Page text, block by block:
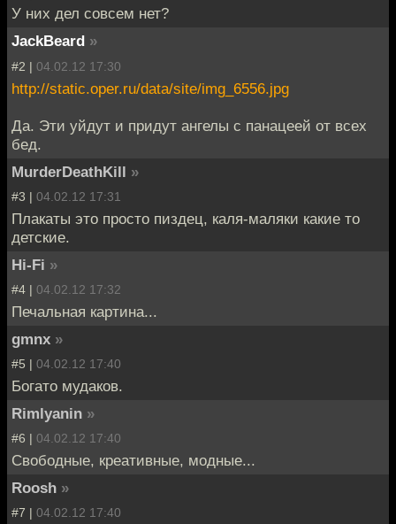
У них дел совсем нет?
JackBeard »
#2 | 04.02.12 17:30
http://static.oper.ru/data/site/img_6556.jpg
Да. Эти уйдут и придут ангелы с панацеей от всех
бед.
MurderDeathKill »
#3 | 04.02.12 17:31
Плакаты это просто пиздец, каля-маляки какие то
детские.
Hi-Fi »
#4 | 04.02.12 17:32
Печальная картина...
gmnx »
#5 | 04.02.12 17:40
Богато мудаков.
Rimlyanin »
#6 | 04.02.12 17:40
Свободные, креативные, модные...
Roosh »
#7 | 04.02.12 17:40